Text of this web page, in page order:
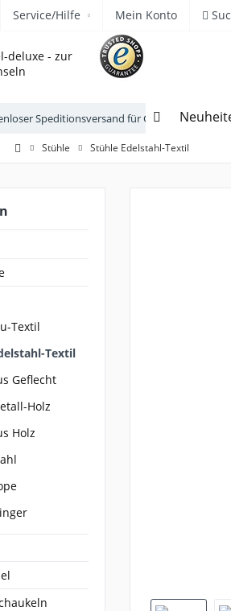
Service/Hilfe Mein Konto
Speditionsversand für Gartenmöbel
Stühle Stühle Edelstahl-Textil
Textil
Textil
Geflecht
Holz
Holz